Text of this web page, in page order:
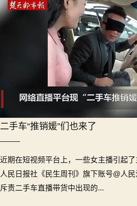
二手车“推销媛”们也来了
近期在短视频平台上，一些女主播引起了
人民日报社《民生周刊》旗下账号@人民
斥责二手车直播带货中出现的...